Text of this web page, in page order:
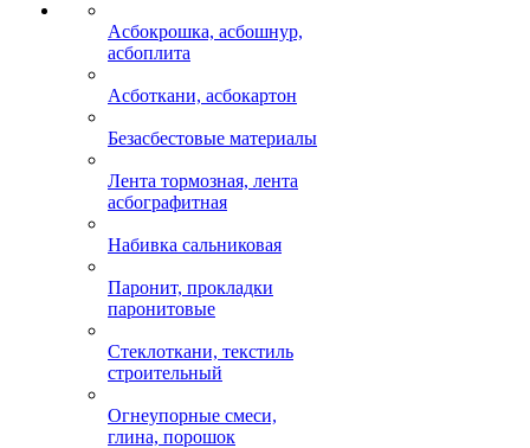
Асбокрошка, асбошнур,
асбоплита
Асботкани, асбокартон
Безасбестовые материалы
Лента тормозная, лента
асбографитная
Набивка сальниковая
Паронит, прокладки
паронитовые
Стеклоткани, текстиль
строительный
Огнеупорные смеси,
глина, порошок